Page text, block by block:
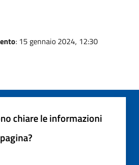
: 15 gennaio 2024, 12:30
chiare le informazioni